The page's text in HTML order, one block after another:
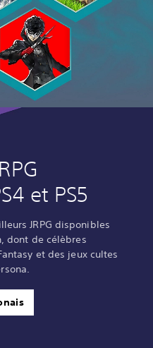
et PS5
JRPG disponibles
dont de célèbres
et des jeux cultes